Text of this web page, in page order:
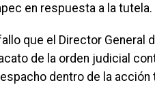
en respuesta a la tutela.
que el Director General
de la orden judicial
dentro de la acción